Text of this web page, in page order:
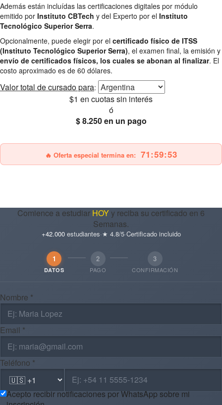
Además están incluídas las certificaciones digitales por módulo
emitido por Instituto CBTech y del Experto por el Instituto
Tecnológico Superior Serra.
Opcionalmente, puede elegir por el certificado físico de ITSS
(Instituto Tecnológico Superior Serra), el examen final, la emisión y
envío de certificados físicos, los cuales se abonan al finalizar. El
costo aproximado es de 60 dólares.
Valor total de cursado para:
$1 en cuotas sin interés
ó
$ 8.250en un pago
🔥 Oferta especial termina en: 71:59:52
Comience a estudiar HOYy reciba su certificado en 6
Semanas.
+42.000estudiantes·★ 4.8/5·Certificado incluido
1
DATOS
2
PAGO
3
CONFIRMACIÓN
Nombre *
Email *
Teléfono *
Acepto recibir notificaciones por WhatsApp sobre mi